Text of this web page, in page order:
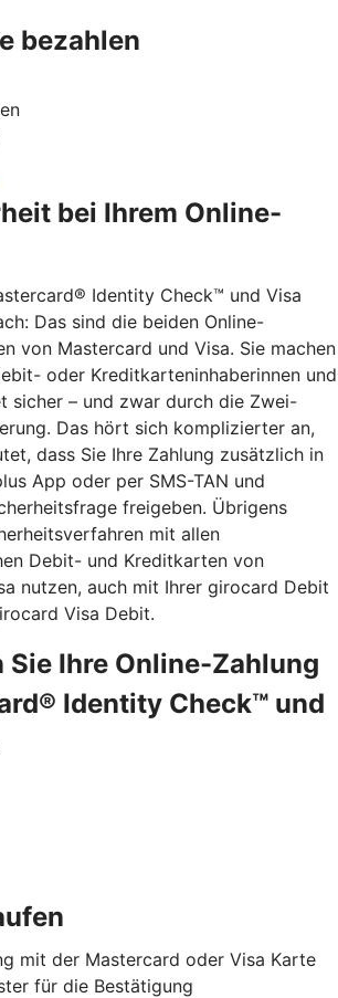
bezahlen
bei Ihrem Online-
Identity Check™ und Visa
Das sind die beiden Online-
von Mastercard und Visa. Sie machen
oder Kreditkarteninhaberinnen und
sicher – und zwar durch die Zwei-
Das hört sich komplizierter an,
dass Sie Ihre Zahlung zusätzlich in
App oder per SMS-TAN und
freigeben. Übrigens
mit allen
Debit- und Kreditkarten von
nutzen, auch mit Ihrer girocard Debit
Visa Debit.
Sie Ihre Online-Zahlung
Identity Check™ und
mit der Mastercard oder Visa Karte
für die Bestätigung